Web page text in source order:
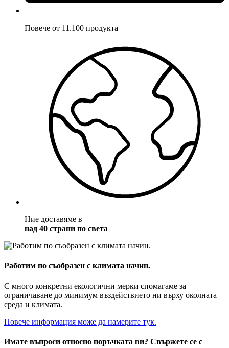
Повече от 11.100 продукта
Ние доставяме в
над 40 страни по света
Работим по съобразен с климата начин.
С много конкретни екологични мерки спомагаме за
ограничаване до минимум въздействието ни върху околната
среда и климата.
Повече информация може да намерите тук.
Имате въпроси относно поръчката ви? Свържете се с